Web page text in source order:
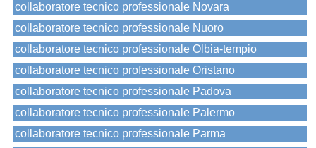
collaboratore tecnico professionale Novara
collaboratore tecnico professionale Nuoro
collaboratore tecnico professionale Olbia-tempio
collaboratore tecnico professionale Oristano
collaboratore tecnico professionale Padova
collaboratore tecnico professionale Palermo
collaboratore tecnico professionale Parma